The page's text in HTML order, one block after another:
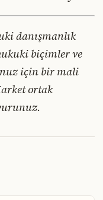
danışmanlık
biçimler ve
için bir mali
ortak